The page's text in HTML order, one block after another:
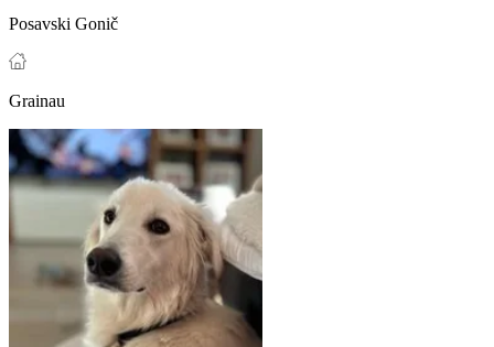
Posavski Gonič
Grainau